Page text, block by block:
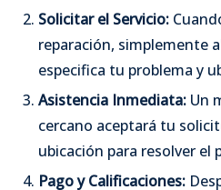
Solicitar el Servicio:
reparación, simplemente
especifica tu problema y
Asistencia Inmediata: Un
cercano aceptará tu
ubicación para resolver el
Pago y Calificaciones: